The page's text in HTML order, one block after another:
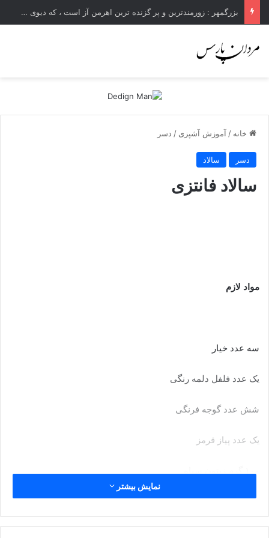
بزرگمهر : زورمندترین و پر گزنده ترین اهرمن آز است ، که دیوی است ستمکار و دیر ساز
خانه / آموزش آشپزی / دسر
دسر سالاد
سالاد فانتزی
مواد لازم
سه عدد خیار
یک عدد فلفل دلمه رنگی
شش عدد گوجه فرنگی
یک عدد پیاز قرمز
۲۵۰ گرم پنیر فتا
نمایش بیشتر